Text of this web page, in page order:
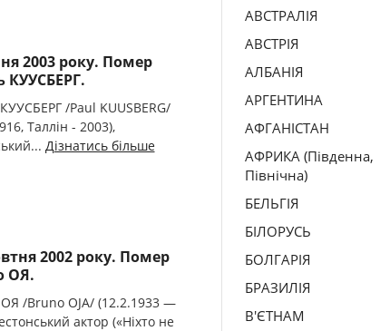
2003 року. Помер
КУУСБЕРГ.
/Paul KUUSBERG/
Таллін - 2003),
Дізнатись більше
2002 року. Помер
ОЯ.
/Bruno OJA/ (12.2.1933 —
актор («Ніхто не
АВСТРАЛІЯ
АВСТРІЯ
АЛБАНІЯ
АРГЕНТИНА
АФГАНІСТАН
АФРИКА (Південна,
Північна)
БЕЛЬГІЯ
БІЛОРУСЬ
БОЛГАРІЯ
БРАЗИЛІЯ
В'ЄТНАМ